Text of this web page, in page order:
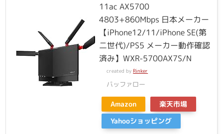
11ac AX5700
4803+860Mbps 日本メーカー
【iPhone12/11/iPhone SE(第
二世代)/PS5 メーカー動作確認
済み】WXR-5700AX7S/N
created byRinker
バッファロー
Amazon
楽天市場
Yahooショッピング